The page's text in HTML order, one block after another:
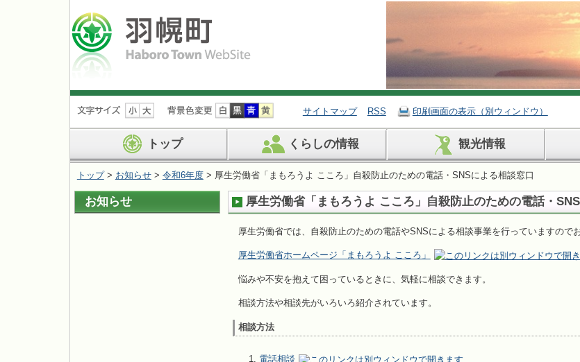
ナ
ビ
ョ
ン
を
飛
ば
サイトマップ RSS 印刷画面の表示（別ウィンドウ）
トップ くらしの情報 観光情報
トップ> お知らせ> 令和6年度> 厚生労働省「まもろうよ こころ」自殺防止のための電話・SNSによる相談窓口
厚生労働省「まもろうよ こころ」自殺防止のための電話・
厚生労働省では、自殺防止のための電話やSNSによる相談事業を行っていますので
厚生労働省ホームページ「まもろうよ こころ」
悩みや不安を抱えて困っているときに、気軽に相談できます。
相談方法や相談先がいろいろ紹介されています。
相談方法
電話相談
お知らせ